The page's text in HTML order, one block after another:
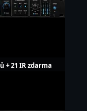
+ 21 IR zdarma